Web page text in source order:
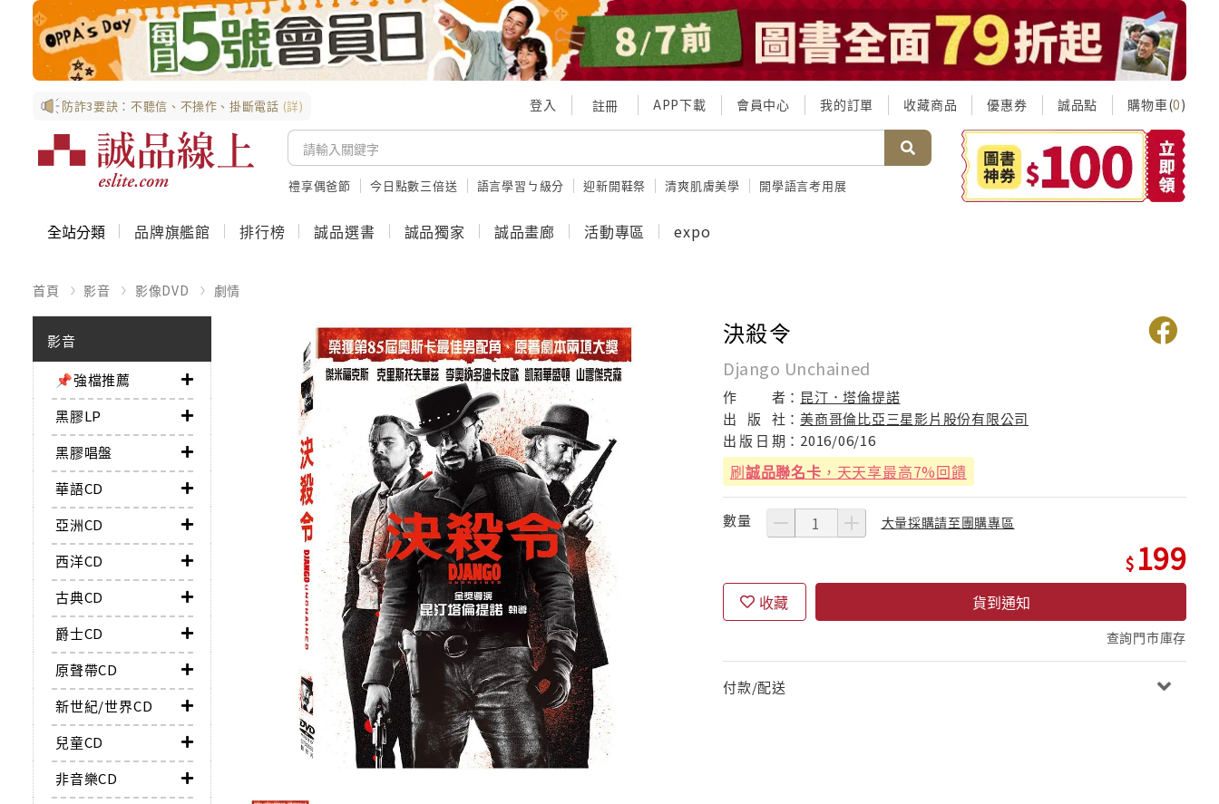
防詐3要訣：不聽信、不操作、掛斷電話 (詳) 登入 註冊 APP下載 會員中心 我的訂單 收藏商品 優惠券 誠品點 購物車(0)
禮享偶爸節 今日點數三倍送 語言學習ㄅ級分 迎新開鞋祭 清爽肌膚美學 開學語言考用展
全站分類 品牌旗艦館 排行榜 誠品選書 誠品獨家 誠品畫廊 活動專區 expo
首頁 影音 影像DVD 劇情
影音
📌強檔推薦
黑膠LP
黑膠唱盤
華語CD
亞洲CD
西洋CD
古典CD
爵士CD
原聲帶CD
新世紀/世界CD
兒童CD
非音樂CD
決殺令
Django Unchained
作 者： 昆汀．塔倫提諾
出
版 社：美商哥倫比亞三星影片股份有限公司
出 版 日 期： 2016/06/16
刷誠品聯名卡 ，天天享最高7%回饋
數量 大量採購請至團購專區
199
收藏 貨到通知
查詢門市庫存
付款/配送